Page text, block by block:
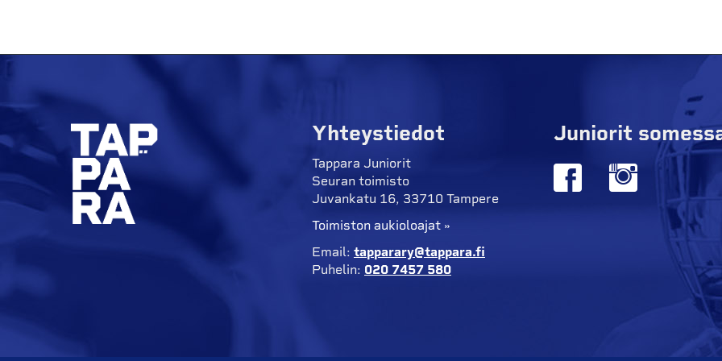
Yhteystiedot
Tappara Juniorit
Seuran toimisto
Juvankatu 16, 33710 Tampere
Toimiston aukioloajat »
Email: tapparary@tappara.fi
Puhelin: 020 7457 580
Juniorit